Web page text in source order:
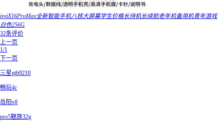
ivviX16ProMax全新智能手机八核大屏幕学生价格长待机长续航老年机备用机青年游戏
白色256G
32条评价
上一页
1/1
下一页
三星gtb9210
畅玩4c
岳阳v8
pro5魅族32g